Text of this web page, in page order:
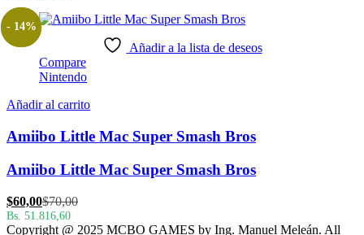
es:
era:
$70,00.
Añadir a la lista de deseos
Compare
Nintendo
Añadir al carrito
Amiibo Little Mac Super Smash Bros
Amiibo Little Mac Super Smash Bros
$60,00El
precio
actual
$70,00El
original
Bs. 51.816,60
- 14%
Copyright @ 2025 MCBO GAMES by Ing. Manuel Meleán. All